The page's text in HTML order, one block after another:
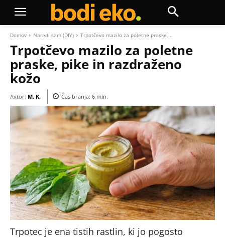
Domov Naredi sam (DIY) Trpotčevo mazilo za poletne praske,...
Trpotčevo mazilo za poletne
praske, pike in razdraženo
kožo
Avtor: M. K. Čas branja: 6 min.
Trpotec je ena tistih rastlin, ki jo pogosto